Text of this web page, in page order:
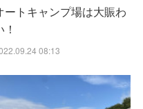
ートキャンプ場は大賑わ
！
08:13